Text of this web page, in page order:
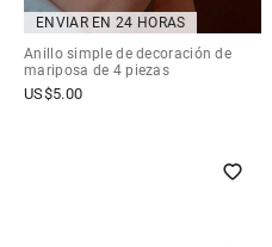
ENVIAR EN 24 HORAS
Anillo simple de decoración de
mariposa de 4 piezas
US$5.00